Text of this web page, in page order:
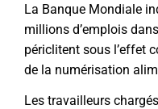
La Banque Mondiale
millions d’emplois
périclitent sous l’effet
de la numérisation
Les travailleurs